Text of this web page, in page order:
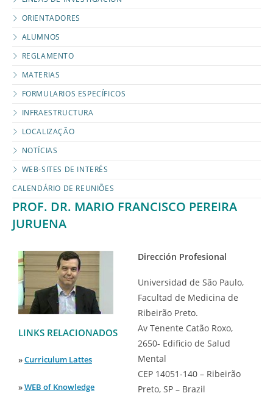
ORIENTADORES
ALUMNOS
REGLAMENTO
MATERIAS
FORMULARIOS ESPECÍFICOS
INFRAESTRUCTURA
LOCALIZAÇÃO
NOTÍCIAS
WEB-SITES DE INTERÉS
CALENDÁRIO DE REUNIÕES
PROF. DR. MARIO FRANCISCO PEREIRA
JURUENA
LINKS RELACIONADOS
»Curriculum Lattes
»WEB of Knowledge
Dirección Profesional
Universidad de São Paulo,
Facultad de Medicina de
Ribeirão Preto.
Av Tenente Catão Roxo,
2650- Edificio de Salud
Mental
CEP 14051-140 – Ribeirão
Preto, SP – Brazil